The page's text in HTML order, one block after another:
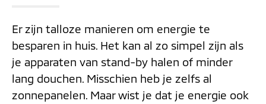
Er zijn talloze manieren om energie te
besparen in huis. Het kan al zo simpel zijn als
je apparaten van stand-by halen of minder
lang douchen. Misschien heb je zelfs al
zonnepanelen. Maar wist je dat je energie ook